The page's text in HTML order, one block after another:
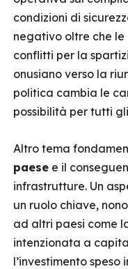
condizioni di
negativo oltre che le
conflitti per la
onusiano verso la
politica cambia le
possibilità per tutti
Altro tema
paese e il
infrastrutture. Un
un ruolo chiave,
ad altri paesi come
intenzionata a
l’investimento